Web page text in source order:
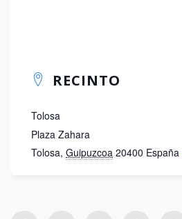
RECINTO
Tolosa
Plaza Zahara
Tolosa, Guipuzcoa 20400 España